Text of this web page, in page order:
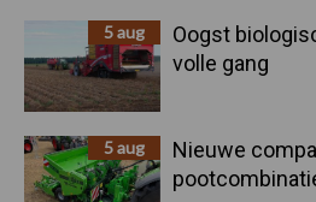
5 aug
Oogst
volle gang
5 aug
Nieuwe